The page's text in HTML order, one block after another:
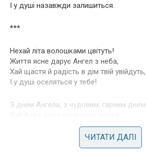
І у душі назавжди залишиться.
***
Нехай літа волошками цвітуть!
Життя ясне дарує Ангел з неба,
Хай щастя й радість в дім твій увійдуть,
І у душі оселяться у тебе!
З днем Ангела, з чудовим, гарним днем.
Хай Ангел захищає від проблем,
А у житті завжди квітує літо.ЧИТАТИ ДАЛІ